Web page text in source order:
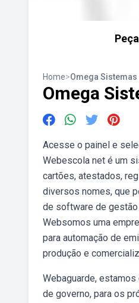
Home>Omega
Omega
Acesse o painel e
Webescola net é um
cartões, atestados,
diversos nomes, que
de software de gestão
Websomos uma
para automação de
produção e
Webaguarde,
de governo, para os